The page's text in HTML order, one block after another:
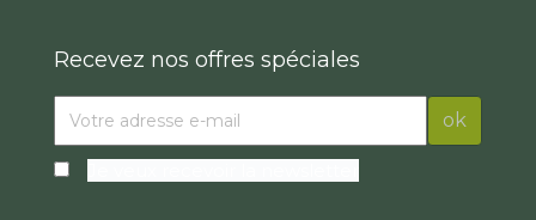
Recevez nos offres spéciales